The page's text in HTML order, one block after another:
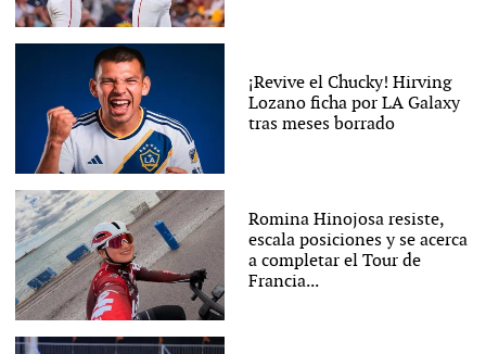
¡Revive el Chucky! Hirving
Lozano ficha por LA Galaxy
tras meses borrado
Romina Hinojosa resiste,
escala posiciones y se acerca
a completar el Tour de
Francia...